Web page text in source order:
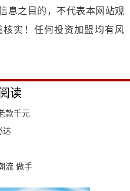
息之目的，不代表本网站观
实！任何投资加盟均有风
读
款千元
达
流 做手